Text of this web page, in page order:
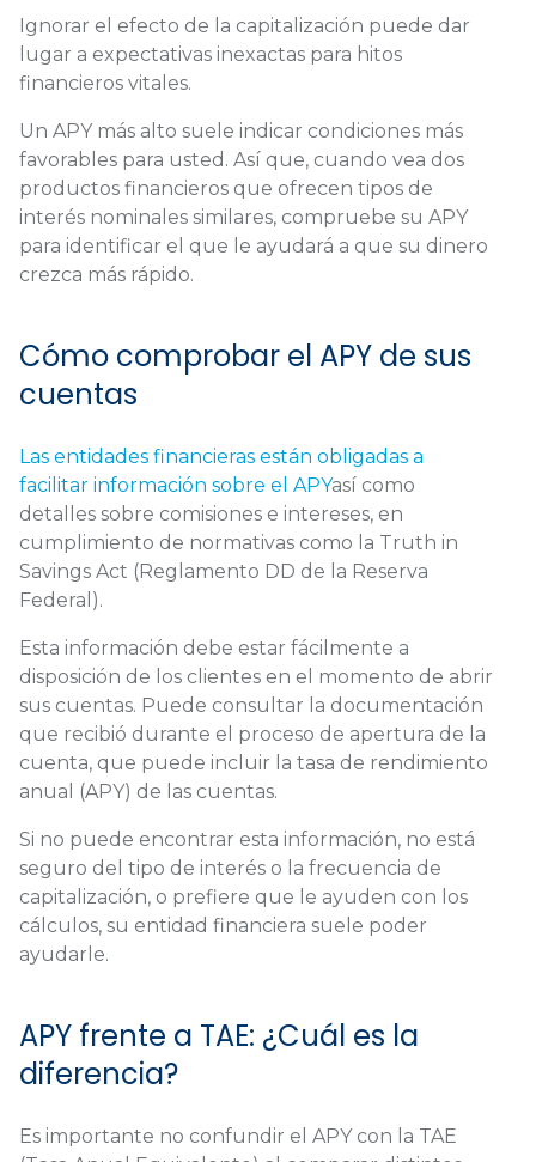
Ignorar el efecto de la capitalización puede dar
lugar a expectativas inexactas para hitos
financieros vitales.
Un APY más alto suele indicar condiciones más
favorables para usted. Así que, cuando vea dos
productos financieros que ofrecen tipos de
interés nominales similares, compruebe su APY
para identificar el que le ayudará a que su dinero
crezca más rápido.
Cómo comprobar el APY de sus
cuentas
Las entidades financieras están obligadas a
facilitar información sobre el APYasí como
detalles sobre comisiones e intereses, en
cumplimiento de normativas como la Truth in
Savings Act (Reglamento DD de la Reserva
Federal).
Esta información debe estar fácilmente a
disposición de los clientes en el momento de abrir
sus cuentas. Puede consultar la documentación
que recibió durante el proceso de apertura de la
cuenta, que puede incluir la tasa de rendimiento
anual (APY) de las cuentas.
Si no puede encontrar esta información, no está
seguro del tipo de interés o la frecuencia de
capitalización, o prefiere que le ayuden con los
cálculos, su entidad financiera suele poder
ayudarle.
APY frente a TAE: ¿Cuál es la
diferencia?
Es importante no confundir el APY con la TAE